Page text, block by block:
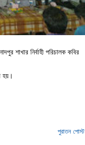
শাখার নির্বাহী পরিচালক কবির
হয়।
পুরাতন পোস্ট